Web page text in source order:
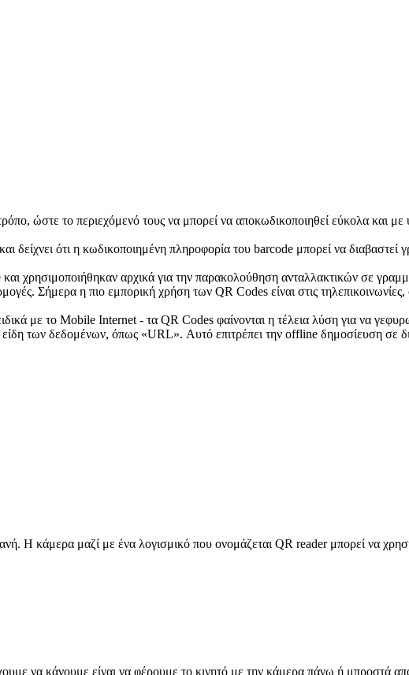
ώστε το περιεχόμενό τους να μπορεί να αποκωδικοποιηθεί εύκολα και
δείχνει ότι η κωδικοποιημένη πληροφορία του barcode μπορεί να διαβαστεί
χρησιμοποιήθηκαν αρχικά για την παρακολούθηση ανταλλακτικών σε
Σήμερα η πιο εμπορική χρήση των QR Codes είναι στις
με το Mobile Internet - τα QR Codes φαίνονται η τέλεια λύση για να
των δεδομένων, όπως «URL». Αυτό επιτρέπει την offline δημοσίευση σε
Η κάμερα μαζί με ένα λογισμικό που ονομάζεται QR reader μπορεί να
να κάνουμε είναι να φέρουμε το κινητό με την κάμερα πάνω ή μπροστά